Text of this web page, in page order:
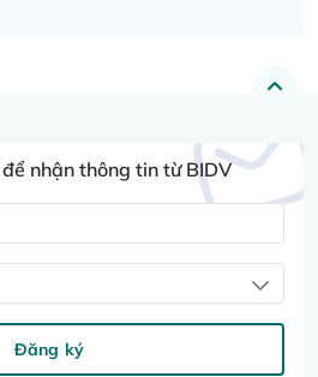
nhận thông tin từ BIDV
Đăng ký